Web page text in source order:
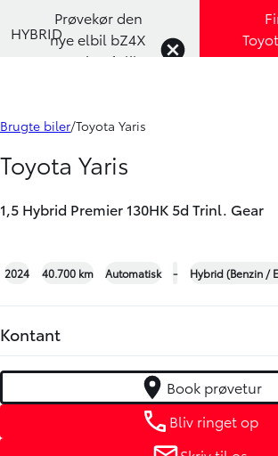
Prøvekør den
nye elbil bZ4X
Touring (Klik
Book prøvetur
Brugte biler Toyota Yaris
Toyota Yaris
1,5 Hybrid Premier 130HK 5d Trinl. Gear
HYBRID
2024 40.700 km Automatisk - Hybrid (Benzin /
Kontant
Book prøvetur
Bliv ringet op